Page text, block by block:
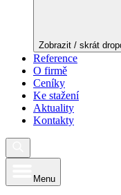
Zobrazit / skrát
Reference
O firmě
Ceníky
Ke stažení
Aktuality
Kontakty
Menu